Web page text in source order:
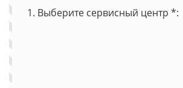
1. Выберите сервисный центр *: